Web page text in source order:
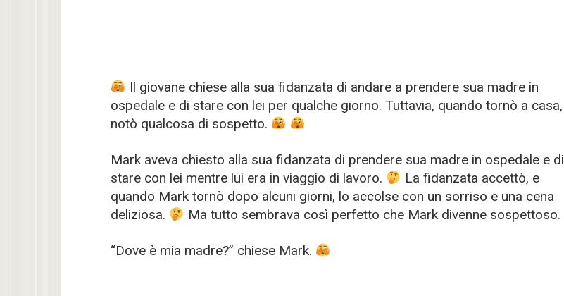
Il giovane chiese alla sua fidanzata di andare a prendere sua madre in
ospedale e di stare con lei per qualche giorno. Tuttavia, quando tornò a casa,
notò qualcosa di sospetto.
Mark aveva chiesto alla sua fidanzata di prendere sua madre in ospedale e di
stare con lei mentre lui era in viaggio di lavoro.
La fidanzata accettò, e
quando Mark tornò dopo alcuni giorni, lo accolse con un sorriso e una cena
deliziosa.
Ma tutto sembrava così perfetto che Mark divenne sospettoso.
“Dove è mia madre?” chiese Mark.